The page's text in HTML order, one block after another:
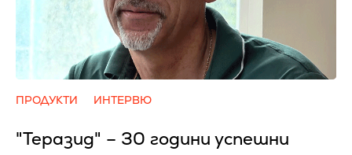
ПРОДУКТИ ИНТЕРВЮ
"Теразид" – 30 години успешни